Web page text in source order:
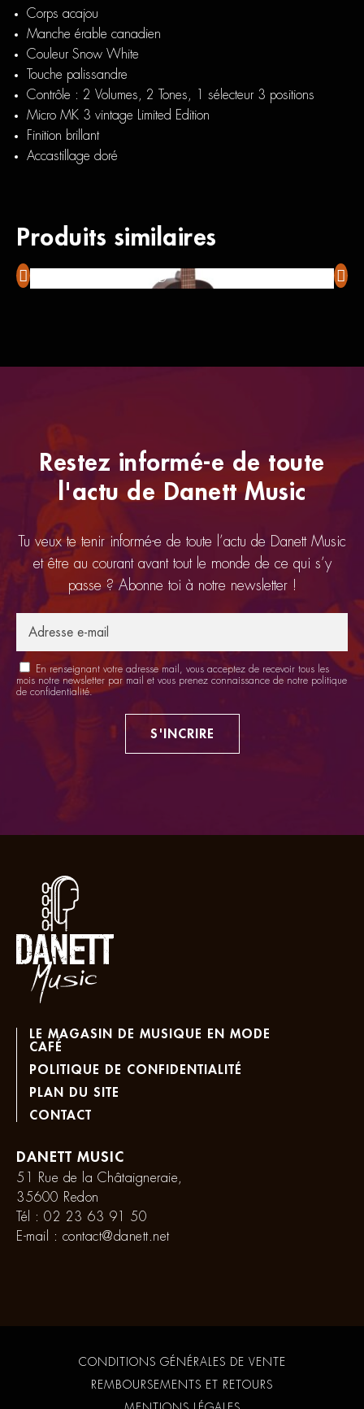
Corps acajou
Manche érable canadien
Couleur Snow White
Touche palissandre
Contrôle : 2 Volumes, 2 Tones, 1 sélecteur 3 positions
Micro MK 3 vintage Limited Edition
Finition brillant
Accastillage doré
Produits similaires
Sigma 000M 15E AGED LAG
Restez informé-e de toute
l'actu de Danett Music
Tu veux te tenir informé-e de toute l’actu de Danett Music
et être au courant avant tout le monde de ce qui s’y
passe ? Abonne toi à notre newsletter !
En renseignant votre adresse mail, vous acceptez de recevoir tous les
mois notre newsletter par mail et vous prenez connaissance de notre politique
de confidentialité.
S'INCRIRE
LE MAGASIN DE MUSIQUE EN MODE
CAFÉ
POLITIQUE DE CONFIDENTIALITÉ
PLAN DU SITE
CONTACT
DANETT MUSIC
51 Rue de la Châtaigneraie,
35600 Redon
Tél : 02 23 63 91 50
E-mail : contact@danett.net
CONDITIONS GÉNÉRALES DE VENTE
REMBOURSEMENTS ET RETOURS